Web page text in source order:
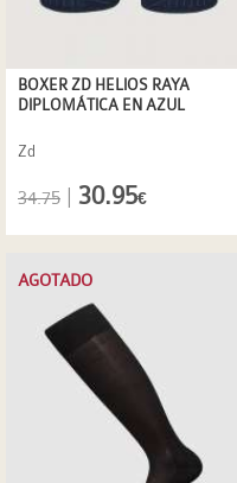
BOXER ZD HELIOS RAYA
DIPLOMÁTICA EN AZUL
Zd
34.75 30.95€
AGOTADO